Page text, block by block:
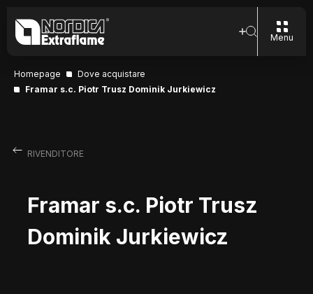
Menu
Homepage
Dove acquistare
Framar s.c. Piotr Trusz Dominik Jurkiewicz
RIVENDITORE
Framar s.c. Piotr Trusz
Dominik Jurkiewicz